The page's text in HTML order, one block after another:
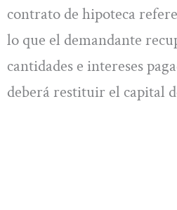
contrato de hipoteca
lo que el demandante
cantidades e intereses
deberá restituir el capital